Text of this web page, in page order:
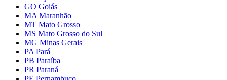
GO Goiás
MA Maranhão
MT Mato Grosso
MS Mato Grosso do Sul
MG Minas Gerais
PA Pará
PB Paraíba
PR Paraná